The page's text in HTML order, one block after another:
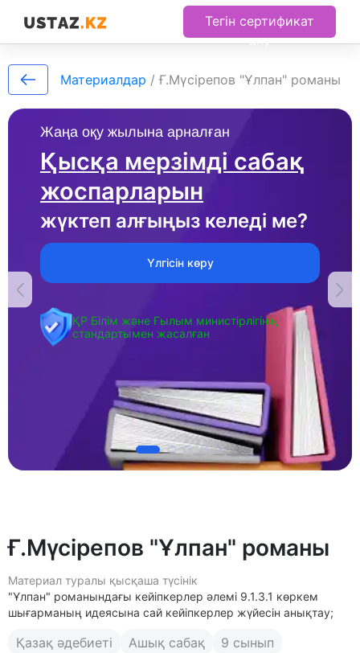
Тегін сертификат
алу
Жаңа оқу жылына арналған
Қысқа мерзімді сабақ
жоспарларын
жүктеп алғыңыз келеді ме?
Үлгісін көру
ҚР Білім және Ғылым министірлігінің
стандартымен жасалған
Материалдар /Ғ.Мүсірепов "Ұлпан" романы
Ғ.Мүсірепов "Ұлпан" романы
Материал туралы қысқаша түсінік
"Ұлпан" романындағы кейіпкерлер әлемі 9.1.3.1 көркем
шығарманың идеясына сай кейіпкерлер жүйесін анықтау;
Қазақ әдебиеті Ашық сабақ 9 сынып